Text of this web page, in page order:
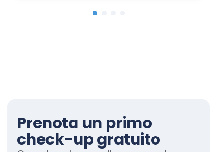
Prenota un primo
check-up gratuito